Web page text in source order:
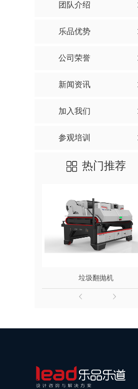
团队介绍
乐品优势
公司荣誉
新闻资讯
加入我们
参观培训
热门推荐
垃圾翻抛机